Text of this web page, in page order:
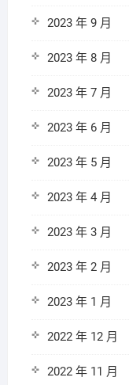
2023 年 9 月
2023 年 8 月
2023 年 7 月
2023 年 6 月
2023 年 5 月
2023 年 4 月
2023 年 3 月
2023 年 2 月
2023 年 1 月
2022 年 12 月
2022 年 11 月